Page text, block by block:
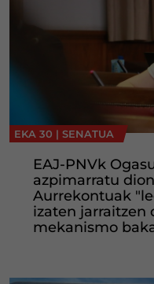
EKA 30 | SENATUA
EAJ-PNVk
azpimarratu
Aurrekontuak
izaten jarraitzen
mekanismo